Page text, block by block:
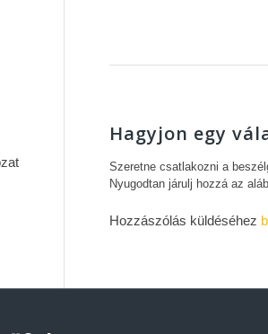
Hagyjon egy
Szeretne csatlakozni a
Nyugodtan járulj hozzá az
Hozzászólás küldéséhez